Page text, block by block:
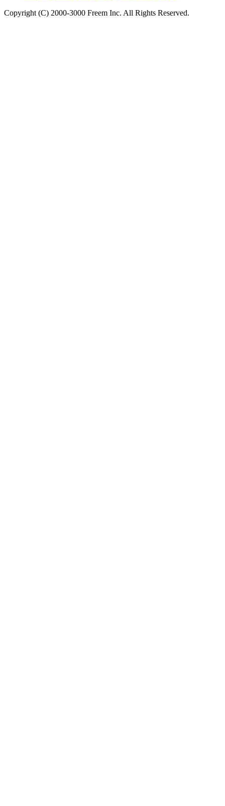
Copyright (C) 2000-3000 Freem Inc. All Rights Reserved.